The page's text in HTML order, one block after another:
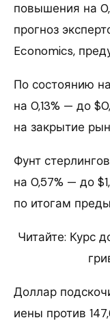
повышения на
прогноз
Economics,
По состоянию
на 0,13% — до
на закрытие
Фунт
на 0,57% — до
по итогам
Читайте: Курс
Доллар
иены против